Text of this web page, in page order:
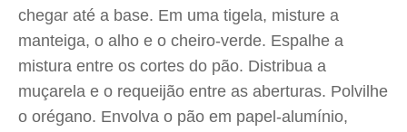
chegar até a base. Em uma tigela, misture a
manteiga, o alho e o cheiro-verde. Espalhe a
mistura entre os cortes do pão. Distribua a
muçarela e o requeijão entre as aberturas. Polvilhe
o orégano. Envolva o pão em papel-alumínio,